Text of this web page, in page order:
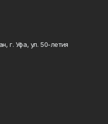
г. Уфа, ул. 50-летия